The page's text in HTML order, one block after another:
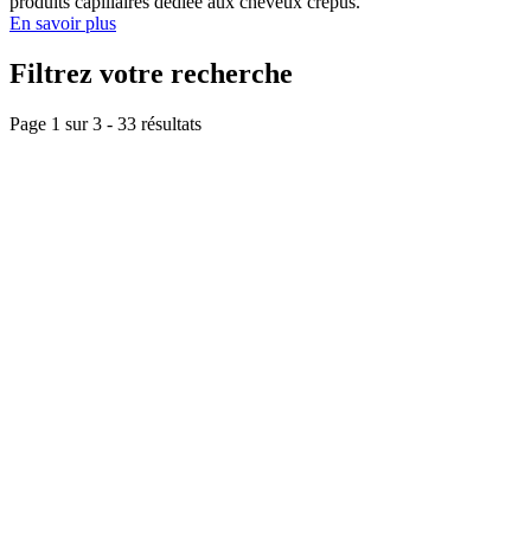
En savoir plus
Filtrez votre recherche
Page 1 sur3 - 33 résultats